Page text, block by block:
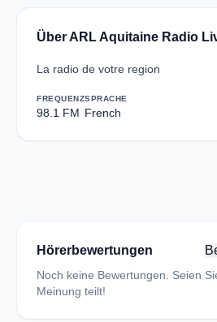
Über ARL Aquitaine Radio
La radio de votre region
FREQUENZ
98.1 FM
SPRACHE
French
Hörerbewertungen
Noch keine Bewertungen. Seien
Meinung teilt!